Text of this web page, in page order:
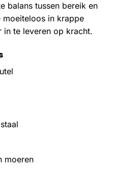
balans tussen bereik en
in krappe
in te leveren op kracht.
moeren